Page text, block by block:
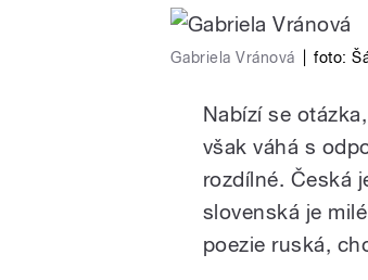
Gabriela Vránová foto:
Nabízí se
však váhá s
rozdílné. Česká
slovenská je
poezie ruská,